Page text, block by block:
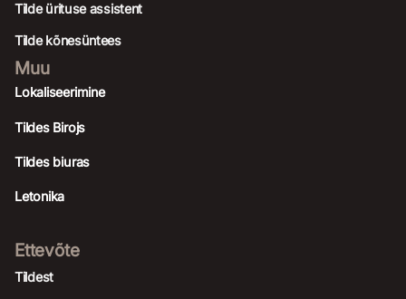
Tilde ürituse assistent
Tilde kõnesüntees
Muu
Lokaliseerimine
Tildes Birojs
Tildes biuras
Letonika
Ettevõte
Tildest